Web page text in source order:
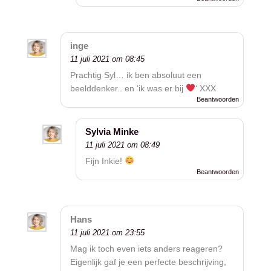
inge
11 juli 2021 om 08:45
Prachtig Syl… ik ben absoluut een
beelddenker.. en ‘ik was er bij
‘ XXX
Beantwoorden
Sylvia Minke
11 juli 2021 om 08:49
Fijn Inkie!
Beantwoorden
Hans
11 juli 2021 om 23:55
Mag ik toch even iets anders reageren?
Eigenlijk gaf je een perfecte beschrijving,